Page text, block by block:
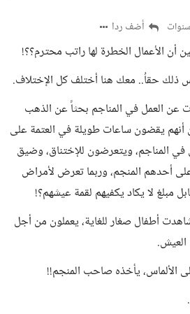
أضف ردا
أن الأعمال الخطرة لها راتب محترم؟؟!
حقاُ.. معك هنا أختلف كل الإختلاف.
عن العمل في المناجم بحثاً عن الذهب
أنهم يقضون ساعات طويلة في العتمة على
المناجم، ويتعرضون للإختناق، وضيق
على أحدهم المنجم، وربما تعرض لأمراض
مبلغ لا يكاد يكفيهم لقمة عيشهم؟!
أطفال صغار للغاية، يعملون من أجل
الألماس، يأخذه صاحب المنجم!!